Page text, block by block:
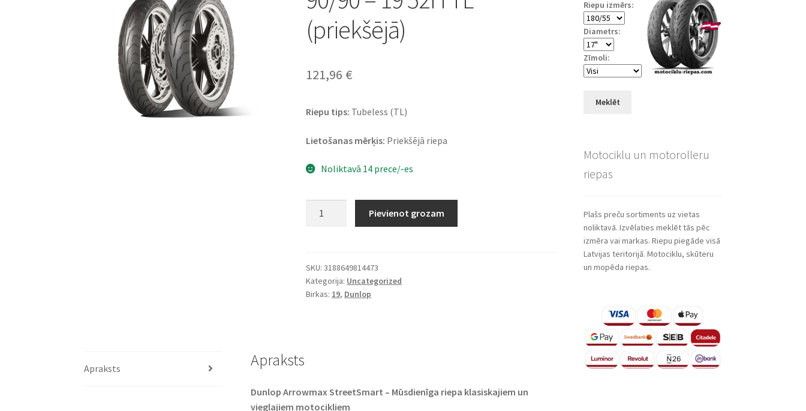
(priekšējā)
121,96 €
Riepu tips: Tubeless (TL)
Lietošanas mērķis: Priekšējā riepa
Noliktavā 14 prece/-es
19
52H
TL
Pievienot grozam
SKU:3188649814473
Kategorija: Uncategorized
Birkas: 19, Dunlop
Apraksts Apraksts
Dunlop Arrowmax StreetSmart – Mūsdienīga riepa klasiskajiem un
vieglajiem motocikliem
Riepu izmērs:
Diametrs:
Zīmoli:
Meklēt
Motociklu un motorolleru
riepas
Plašs preču sortiments uz vietas
noliktavā. Izvēlaties meklēt tās pēc
izmēra vai markas. Riepu piegāde visā
Latvijas teritorijā. Motociklu, skūteru
un mopēda riepas.